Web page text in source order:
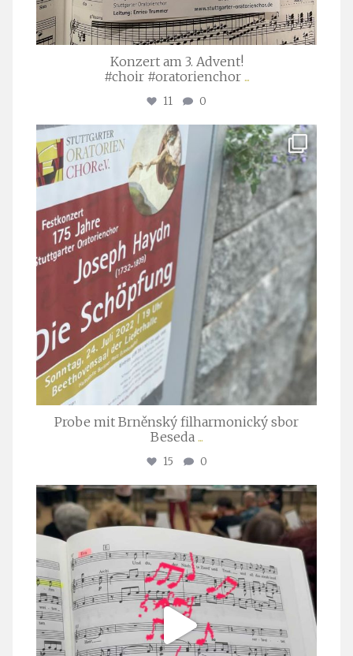
Konzert am 3. Advent!
#choir #oratorienchor ...
11 0
stuttgarter_oratorienchor
Juli 23
Probe mit Brněnský filharmonický sbor
Beseda ...
15 0
stuttgarter_oratorienchor
Juli 23